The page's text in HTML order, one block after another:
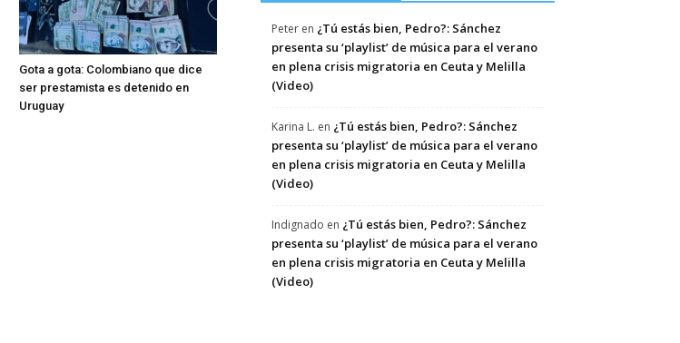
Gota a gota: Colombiano que dice
ser prestamista es detenido en
Uruguay
Peter en ¿Tú estás bien, Pedro?: Sánchez
presenta su ‘playlist’ de música para el verano
en plena crisis migratoria en Ceuta y Melilla
(Video)
Karina L. en ¿Tú estás bien, Pedro?: Sánchez
presenta su ‘playlist’ de música para el verano
en plena crisis migratoria en Ceuta y Melilla
(Video)
Indignado en ¿Tú estás bien, Pedro?: Sánchez
presenta su ‘playlist’ de música para el verano
en plena crisis migratoria en Ceuta y Melilla
(Video)